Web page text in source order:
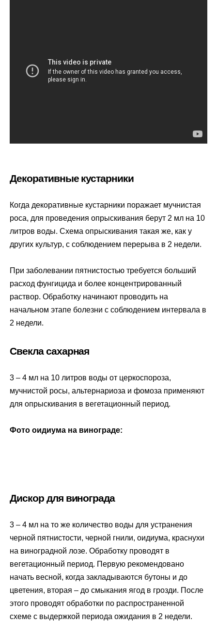
Декоративные кустарники
Когда декоративные кустарники поражает мучнистая
роса, для проведения опрыскивания берут 2 мл на 10
литров воды. Схема опрыскивания такая же, как у
других культур, с соблюдением перерыва в 2 недели.
При заболевании пятнистостью требуется больший
расход фунгицида и более концентрированный
раствор. Обработку начинают проводить на
начальном этапе болезни с соблюдением интервала в
2 недели.
Свекла сахарная
3 – 4 мл на 10 литров воды от церкоспороза,
мучнистой росы, альтернариоза и фомоза применяют
для опрыскивания в вегетационный период.
Фото оидиума на винограде:
Дискор для винограда
3 – 4 мл на то же количество воды для устранения
черной пятнистости, черной гнили, оидиума, краснухи
на виноградной лозе. Обработку проводят в
вегетационный период. Первую рекомендовано
начать весной, когда закладываются бутоны и до
цветения, вторая – до смыкания ягод в грозди. После
этого проводят обработки по распространенной
схеме с выдержкой периода ожидания в 2 недели.